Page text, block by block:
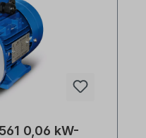
0,06 kW-